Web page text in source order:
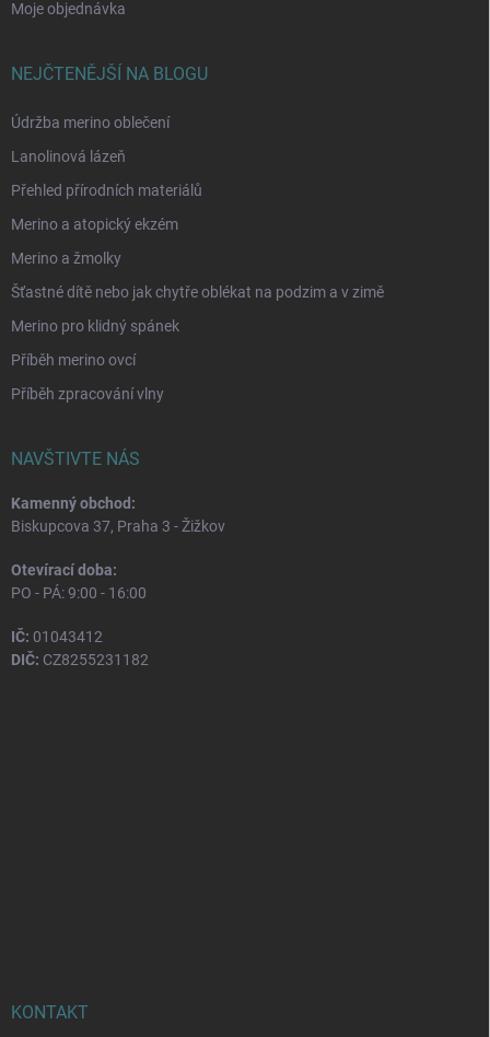
Moje objednávka
NEJČTENĚJŠÍ NA BLOGU
Údržba merino oblečení
Lanolinová lázeň
Přehled přírodních materiálů
Merino a atopický ekzém
Merino a žmolky
Šťastné dítě nebo jak chytře oblékat na podzim a v zimě
Merino pro klidný spánek
Příběh merino ovcí
Příběh zpracování vlny
NAVŠTIVTE NÁS
Kamenný obchod:
Biskupcova 37, Praha 3 - Žižkov
Otevírací doba:
PO - PÁ: 9:00 - 16:00
IČ: 01043412
DIČ: CZ8255231182
KONTAKT